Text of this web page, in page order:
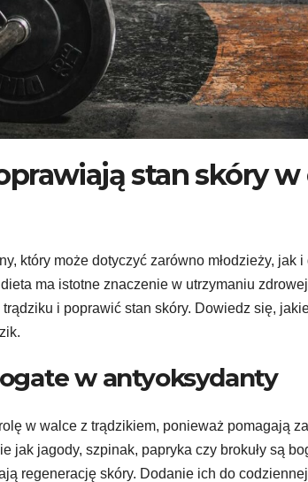
stan skóry w
który może dotyczyć zarówno młodzieży, jak
ma istotne znaczenie w utrzymaniu
i poprawić stan skóry. Dowiedz się,
w antyoksydanty
w walce z trądzikiem, ponieważ pomagają
jak jagody, szpinak, papryka czy brokuły są
regenerację skóry. Dodanie ich do